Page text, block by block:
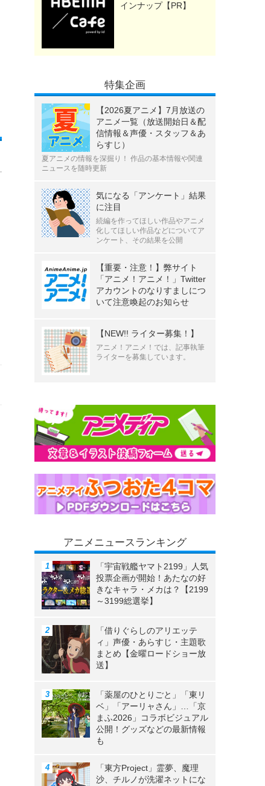
インナップ【PR】
特集企画
【2026夏アニメ】7月放送の
アニメ一覧（放送開始日＆配
信情報＆声優・スタッフ＆あ
らすじ）
夏アニメの情報を深掘り！ 作品の基本情報や関連
ニュースを随時更新
気になる「アンケート」結果
に注目
続編を作ってほしい作品やアニメ
化してほしい作品などについてア
ンケート、その結果を公開
【重要・注意！】弊サイト
「アニメ！アニメ！」Twitter
アカウントのなりすましにつ
いて注意喚起のお知らせ
【NEW!! ライター募集！】
アニメ！アニメ！では、記事執筆
ライターを募集しています。
アニメニュースランキング
「宇宙戦艦ヤマト2199」人気
投票企画が開始！あたなの好
きなキャラ・メカは？【2199
～3199総選挙】
「借りぐらしのアリエッテ
ィ」声優・あらすじ・主題歌
まとめ【金曜ロードショー放
送】
「薬屋のひとりごと」「東リ
ベ」「アーリャさん」…「京
まふ2026」コラボビジュアル
公開！グッズなどの最新情報
も
「東方Project」霊夢、魔理
沙、チルノが洗濯ネットにな